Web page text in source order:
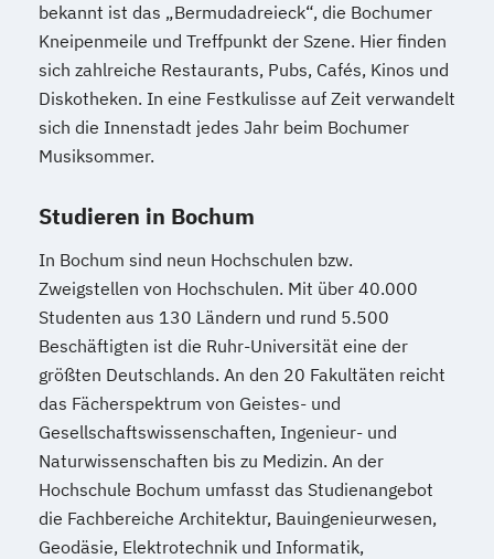
bekannt ist das „Bermudadreieck“, die Bochumer
Kneipenmeile und Treffpunkt der Szene. Hier finden
sich zahlreiche Restaurants, Pubs, Cafés, Kinos und
Diskotheken. In eine Festkulisse auf Zeit verwandelt
sich die Innenstadt jedes Jahr beim Bochumer
Musiksommer.
Studieren in Bochum
In Bochum sind neun Hochschulen bzw.
Zweigstellen von Hochschulen. Mit über 40.000
Studenten aus 130 Ländern und rund 5.500
Beschäftigten ist die Ruhr-Universität eine der
größten Deutschlands. An den 20 Fakultäten reicht
das Fächerspektrum von Geistes- und
Gesellschaftswissenschaften, Ingenieur- und
Naturwissenschaften bis zu Medizin. An der
Hochschule Bochum umfasst das Studienangebot
die Fachbereiche Architektur, Bauingenieurwesen,
Geodäsie, Elektrotechnik und Informatik,